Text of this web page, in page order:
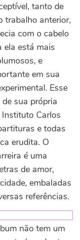
tanto de
trabalho anterior,
com o cabelo
ela está mais
e
em sua
Esse
sua própria
Carlos
e todas
erudita. O
é uma
de amor,
embaladas
referências.
não tem um